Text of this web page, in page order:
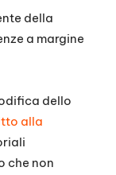
della
a margine
dello
alla
che non